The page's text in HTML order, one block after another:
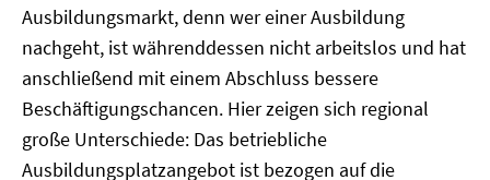
Ausbildungsmarkt, denn wer einer Ausbildung
nachgeht, ist währenddessen nicht arbeitslos und hat
anschließend mit einem Abschluss bessere
Beschäftigungschancen. Hier zeigen sich regional
große Unterschiede: Das betriebliche
Ausbildungsplatzangebot ist bezogen auf die